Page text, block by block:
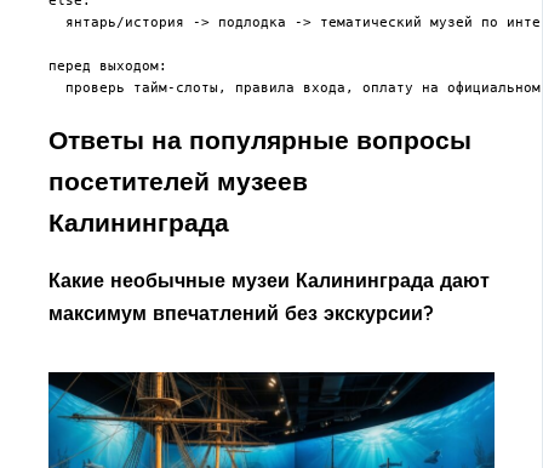
янтарь/история -> подлодка -> тематический музей по
перед выходом:
проверь тайм-слоты, правила входа, оплату на
Ответы на популярные вопросы
посетителей музеев
Калининграда
Какие необычные музеи Калининграда дают
максимум впечатлений без экскурсии?